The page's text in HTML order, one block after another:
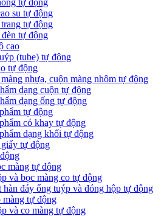
su tự động
tự động
tự động
cao
(tube) tự động
tự động
nhựa, cuộn màng nhôm tự động
dạng cuộn tự động
dạng ống tự động
tự động
có khay tự động
dạng khối tự động
tự động
màng tự động
và bọc màng co tự động
đáy ống tuýp và đóng hộp tự động
tự động
và co màng tự động